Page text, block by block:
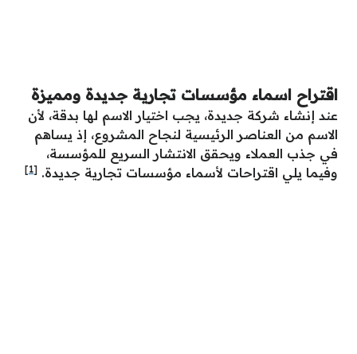
اقتراح اسماء مؤسسات تجارية جديدة ومميزة
عند إنشاء شركة جديدة، يجب اختيار الاسم لها بدقة، لأن
الاسم من العناصر الرئيسية لنجاح المشروع، إذ يساهم
في جذب العملاء ويحقق الانتشار السريع للمؤسسة،
وفيما يلي اقتراحات لأسماء مؤسسات تجارية جديدة. [1]